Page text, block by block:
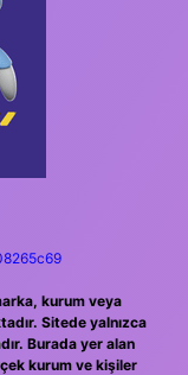
kurum veya
Sitede yalnızca
Burada yer alan
kurum ve kişiler